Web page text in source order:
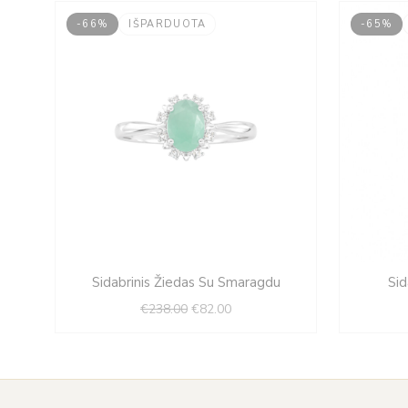
-66% IŠPARDUOTA
Sidabrinis Žiedas Su Smaragdu
€238.00
price
was:
€82.00
price
is:
-65%